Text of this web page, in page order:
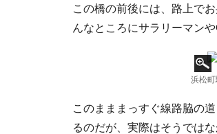
この橋の前後には、路上で
んなところにサラリーマン
浜松町
このまままっすぐ線路脇の
るのだが、実際はそうではな